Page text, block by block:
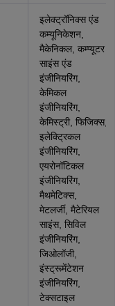
इलेक्ट्रॉनिक्स एंड
कम्यूनिकेशन,
मैकेनिकल, कम्प्यूटर
साइंस एंड
इंजीनियरिंग,
केमिकल
इंजीनियरिंग,
केमिस्ट्री, फिजिक्स,
इलेक्ट्रिकल
इंजीनियरिंग,
एयरोनॉटिकल
इंजीनियरिंग,
मैथमेटिक्स,
मेटलर्जी, मैटेरियल
साइंस, सिविल
इंजीनियरिंग,
जिओलॉजी,
इंस्ट्रूमेंटेशन
इंजीनियरिंग,
टेक्सटाइल